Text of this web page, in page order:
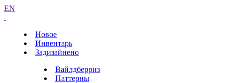
EN
Новое
Инвентарь
Задизайнено
Вайлдберриз
Паттерны